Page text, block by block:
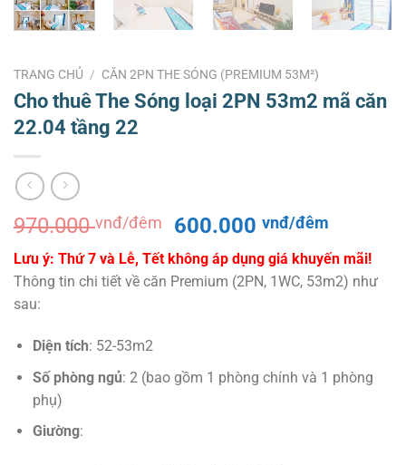
TRANG CHỦ / CĂN 2PN THE SÓNG (PREMIUM 53M²)
Cho thuê The Sóng loại 2PN 53m2 mã căn
22.04 tầng 22
970.000vnđ/đêm
Giá
gốc
là:
970.000 vnđ/
600.000vnđ/đêm
hiện
tại
là:
Lưu ý: Thứ 7 và Lễ, Tết không áp dụng giá khuyến mãi!
Thông tin chi tiết về căn Premium (2PN, 1WC, 53m2) như
sau:
Diện tích: 52-53m2
Số phòng ngủ: 2 (bao gồm 1 phòng chính và 1 phòng
phụ)
Giường: